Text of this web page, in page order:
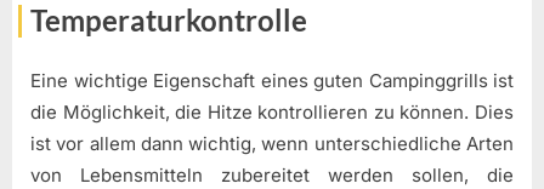
Temperaturkontrolle
Eine wichtige Eigenschaft eines guten Campinggrills ist
die Möglichkeit, die Hitze kontrollieren zu können. Dies
ist vor allem dann wichtig, wenn unterschiedliche Arten
von Lebensmitteln zubereitet werden sollen, die